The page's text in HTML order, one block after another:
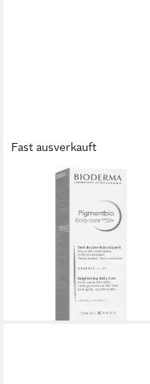
Fast ausverkauft
BIODERMA
Tägliche Pflege LSF 50+ -,
gegen Hautunreinheiten
lieferbar - in 3-4 Werktagen